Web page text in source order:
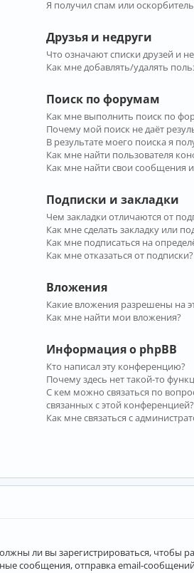
Я получил спам или
Друзья и недруги
Что означают списки друзей и
Как мне добавлять/удалять
Поиск по форумам
Как мне выполнить поиск по
Почему мой поиск не даёт
В результате моего поиска я
Как мне найти пользователя
Как мне найти свои сообщения
Подписки и закладки
Чем закладки отличаются от
Как мне сделать закладку или
Как мне подписаться на
Как мне отказаться от подписки?
Вложения
Какие вложения разрешены на
Как мне найти мои вложения?
Информация о phpBB
Кто написал эту конференцию?
Почему здесь нет такой-то
С кем можно связаться по
связанных с этой конференцией?
Как мне связаться с
ли вы зарегистрироваться,
отправка email-сообщений,